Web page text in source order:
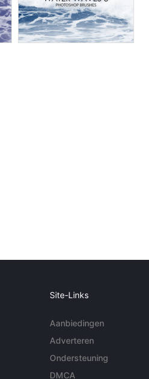
Site-Links
Aanbiedingen
Adverteren
Ondersteuning
DMCA